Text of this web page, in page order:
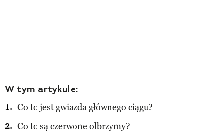
W tym artykule:
Co to jest gwiazda głównego ciągu?
Co to są czerwone olbrzymy?